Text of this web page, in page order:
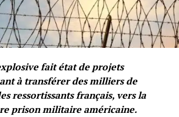
fait état de projets
à transférer des milliers de
ressortissants français, vers la
prison militaire américaine.